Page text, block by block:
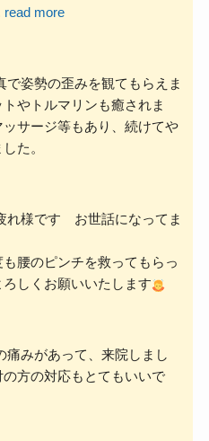
read more
で姿勢の歪みを観てもらえま
やトルマリンも癒されま
サージ等もあり、続けてや
た。
れ様です　お世話になってま
腰のピンチを救ってもらっ
しくお願いいたします
痛みがあって、来院しまし
方の対応もとてもいいで